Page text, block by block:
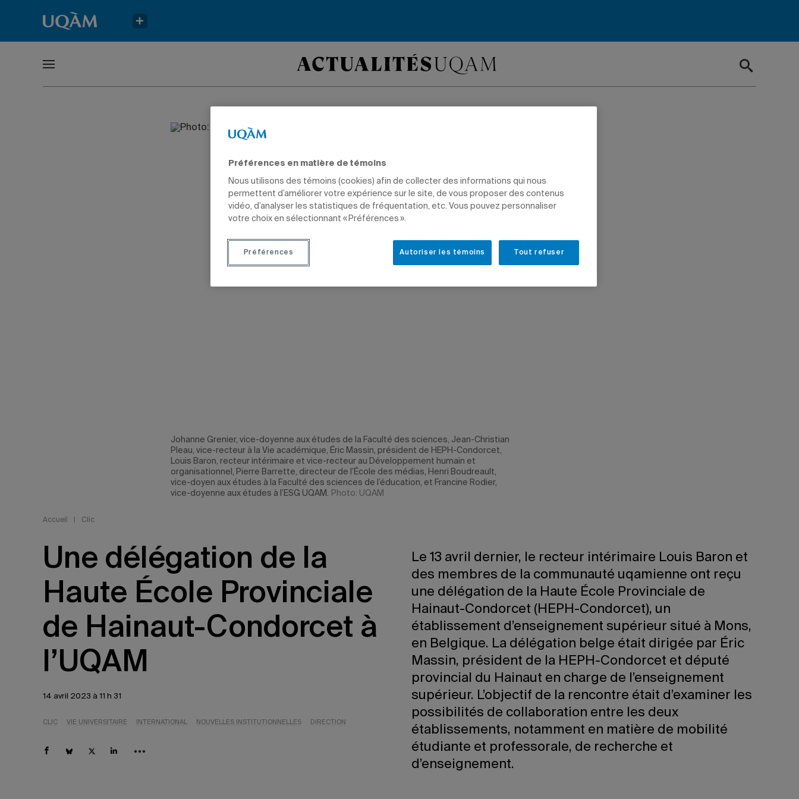
Johanne Grenier, vice-doyenne aux études de la Faculté des sciences, Jean-Christian
Pleau, vice-recteur à la Vie académique, Éric Massin, président de HEPH-Condorcet,
Louis Baron, recteur intérimaire et vice-recteur au Développement humain et
organisationnel, Pierre Barrette, directeur de l’École des médias, Henri Boudreault,
vice-doyen aux études à la Faculté des sciences de l’éducation, et Francine Rodier,
vice-doyenne aux études à l’ESG UQAM. Photo: UQAM
Accueil Clic
Une délégation de la
Haute École Provinciale
de Hainaut-Condorcet à
l’UQAM
14 avril 2023 à 11 h 31
CLIC VIE UNIVERSITAIRE INTERNATIONAL NOUVELLES INSTITUTIONNELLES DIRECTION
Le 13 avril dernier, le recteur intérimaire Louis Baron et
des membres de la communauté uqamienne ont reçu
une délégation de la Haute École Provinciale de
Hainaut-Condorcet (HEPH-Condorcet), un
établissement d’enseignement supérieur situé à Mons,
en Belgique. La délégation belge était dirigée par Éric
Massin, président de la HEPH-Condorcet et député
provincial du Hainaut en charge de l’enseignement
supérieur. L’objectif de la rencontre était d’examiner les
possibilités de collaboration entre les deux
établissements, notamment en matière de mobilité
étudiante et professorale, de recherche et
d’enseignement.
Préférences en matière de témoins
Nous utilisons des témoins (cookies) afin de collecter des informations qui nous
permettent d’améliorer votre expérience sur le site, de vous proposer des contenus
vidéo, d’analyser les statistiques de fréquentation, etc. Vous pouvez personnaliser
votre choix en sélectionnant « Préférences ».
Tout refuser
Autoriser les témoins
Préférences